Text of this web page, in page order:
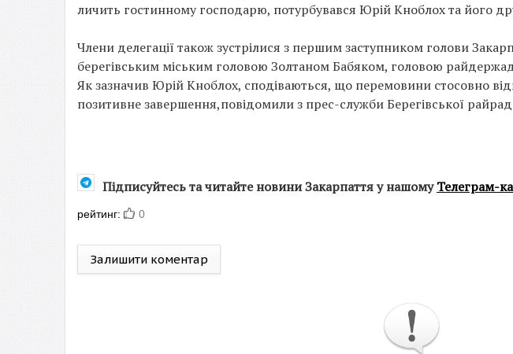
личить гостинному господарю, потурбувався Юрій Кноблох та його
Члени делегації також зустрілися з першим заступником голови
берегівським міським головою Золтаном Бабяком, головою
Як зазначив Юрій Кноблох, сподіваються, що перемовини стосовно
позитивне завершення,повідомили з прес-служби Берегівської
Підписуйтесь та читайте новини Закарпаття у нашомуТелеграм-
рейтинг: 0
Залишити коментар